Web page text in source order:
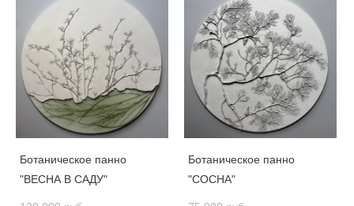
Ботаническое панно
"ВЕСНА В САДУ"
Ботаническое панно
"СОСНА"